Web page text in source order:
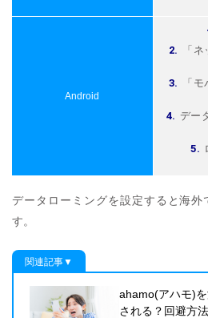
Android
「
「
デー
データローミングを設定すると海外
す。
関連記事▼
ahamo(アハモ)
される？回避方